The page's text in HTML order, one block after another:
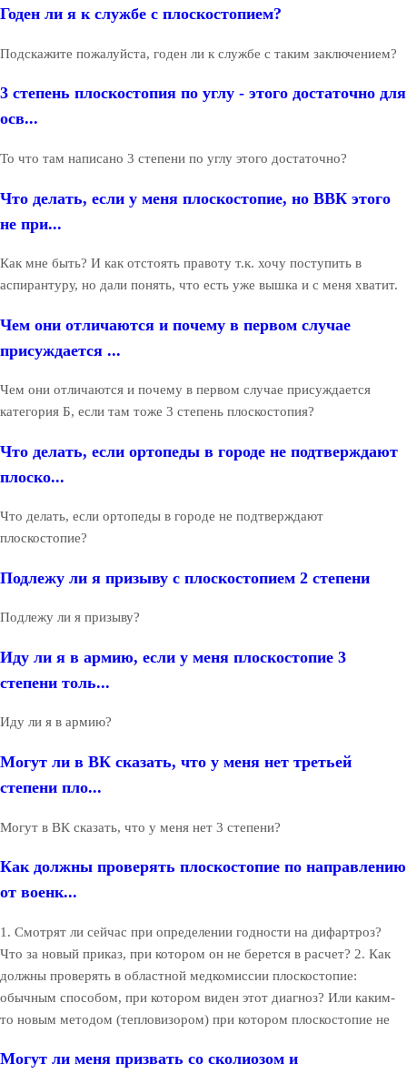
Годен ли я к службе с плоскостопием?
Подскажите пожалуйста, годен ли к службе с таким заключением?
3 степень плоскостопия по углу - этого достаточно для
осв...
То что там написано 3 степени по углу этого достаточно?
Что делать, если у меня плоскостопие, но ВВК этого
не при...
Как мне быть? И как отстоять правоту т.к. хочу поступить в
аспирантуру, но дали понять, что есть уже вышка и с меня хватит.
Чем они отличаются и почему в первом случае
присуждается ...
Чем они отличаются и почему в первом случае присуждается
категория Б, если там тоже 3 степень плоскостопия?
Что делать, если ортопеды в городе не подтверждают
плоско...
Что делать, если ортопеды в городе не подтверждают
плоскостопие?
Подлежу ли я призыву с плоскостопием 2 степени
Подлежу ли я призыву?
Иду ли я в армию, если у меня плоскостопие 3
степени толь...
Иду ли я в армию?
Могут ли в ВК сказать, что у меня нет третьей
степени пло...
Могут в ВК сказать, что у меня нет 3 степени?
Как должны проверять плоскостопие по направлению
от военк...
1. Смотрят ли сейчас при определении годности на дифартроз?
Что за новый приказ, при котором он не берется в расчет? 2. Как
должны проверять в областной медкомиссии плоскостопие:
обычным способом, при котором виден этот диагноз? Или каким-
то новым методом (тепловизором) при котором плоскостопие не
Могут ли меня призвать со сколиозом и